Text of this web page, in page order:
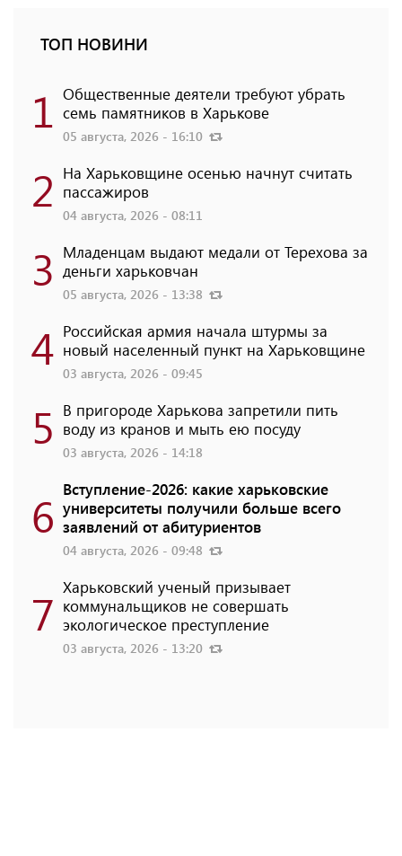
ТОП НОВИНИ
1 Общественные деятели требуют убрать
семь памятников в Харькове
05 августа, 2026 - 16:10
2 На Харьковщине осенью начнут считать
пассажиров
04 августа, 2026 - 08:11
3 Младенцам выдают медали от Терехова за
деньги харьковчан
05 августа, 2026 - 13:38
4 Российская армия начала штурмы за
новый населенный пункт на Харьковщине
03 августа, 2026 - 09:45
5 В пригороде Харькова запретили пить
воду из кранов и мыть ею посуду
03 августа, 2026 - 14:18
6 Вступление-2026: какие харьковские
университеты получили больше всего
заявлений от абитуриентов
04 августа, 2026 - 09:48
7 Харьковский ученый призывает
коммунальщиков не совершать
экологическое преступление
03 августа, 2026 - 13:20